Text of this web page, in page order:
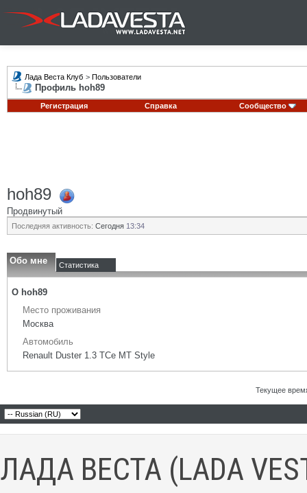
Лада Веста Клуб > Пользователи
Профиль hoh89
Регистрация Справка Сообщество
hoh89
Продвинутый
Последняя активность: Сегодня 13:34
Обо мне Статистика
О hoh89
Место проживания
Москва
Автомобиль
Renault Duster 1.3 TCe MT Style
Текущее
ЛАДА ВЕСТА (LADA